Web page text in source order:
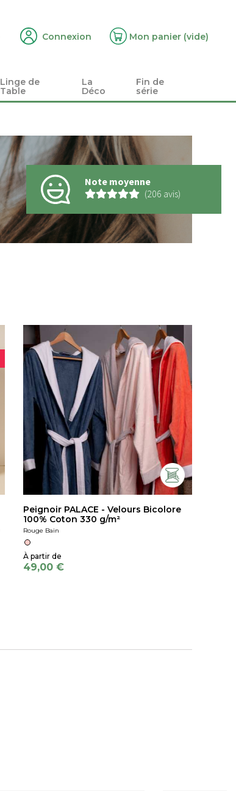
Connexion Mon panier (vide)
Linge de
Table
La
Déco
Fin de
série
Note moyenne
(206 avis)
Peignoir PALACE - Velours Bicolore
100% Coton 330 g/m²
Rouge Bain
49,00 €